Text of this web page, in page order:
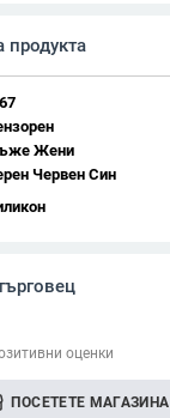
Жени
Червен Син
оценки
ПОСЕТЕТЕ МАГАЗИНА